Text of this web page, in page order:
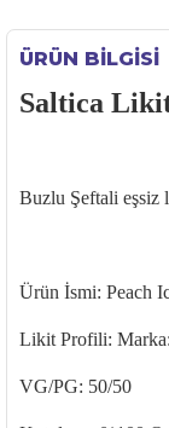
ÜRÜN BILGISI
Saltica
Buzlu Şeftali eşsiz
Ürün İsmi: Peach
Likit Profili:
VG/PG: 50/50